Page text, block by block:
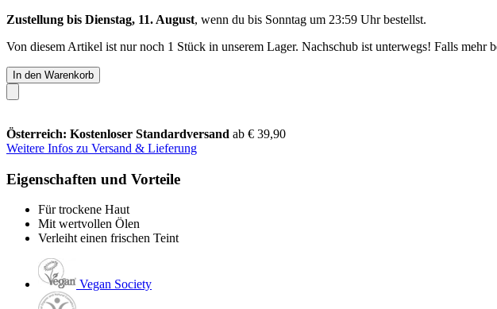
Zustellung bis Dienstag, 11. August, wenn du bis Sonntag um 23:59 Uhrbestellst.
Von diesem Artikel ist nur noch 1 Stück in unserem Lager. Nachschub ist unterwegs! Falls mehr
In den Warenkorb
Österreich: Kostenloser Standardversand ab € 39,90
Weitere Infos zu Versand & Lieferung
Eigenschaften und Vorteile
Für trockene Haut
Mit wertvollen Ölen
Verleiht einen frischen Teint
Vegan Society